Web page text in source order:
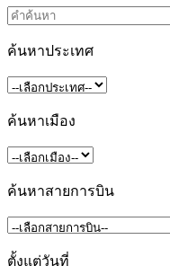
ค้นหาประเทศ
ค้นหาเมือง
ค้นหาสายการบิน
ตั้งแต่วันที่